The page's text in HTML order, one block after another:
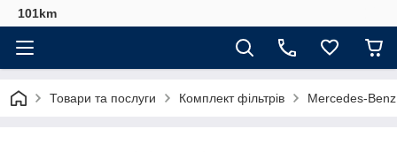
101km
Товари та послуги Комплект фільтрів Mercedes-Benz